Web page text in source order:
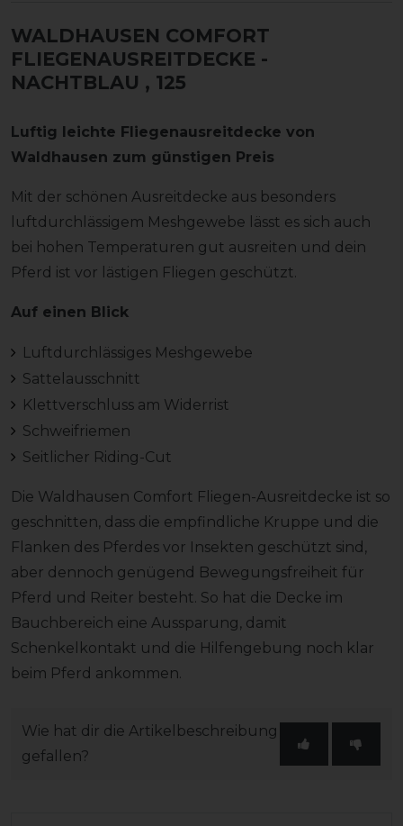
WALDHAUSEN COMFORT
FLIEGENAUSREITDECKE -
NACHTBLAU , 125
Luftig leichte Fliegenausreitdecke von
Waldhausen zum günstigen Preis
Mit der schönen Ausreitdecke aus besonders
luftdurchlässigem Meshgewebe lässt es sich auch
bei hohen Temperaturen gut ausreiten und dein
Pferd ist vor lästigen Fliegen geschützt.
Auf einen Blick
Luftdurchlässiges Meshgewebe
Sattelausschnitt
Klettverschluss am Widerrist
Schweifriemen
Seitlicher Riding-Cut
Die Waldhausen Comfort Fliegen-Ausreitdecke ist so
geschnitten, dass die empfindliche Kruppe und die
Flanken des Pferdes vor Insekten geschützt sind,
aber dennoch genügend Bewegungsfreiheit für
Pferd und Reiter besteht. So hat die Decke im
Bauchbereich eine Aussparung, damit
Schenkelkontakt und die Hilfengebung noch klar
beim Pferd ankommen.
Wie hat dir die Artikelbeschreibung
gefallen?